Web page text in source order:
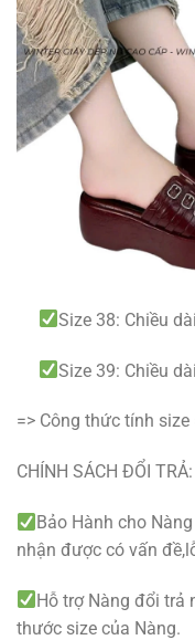
Size 38: Chiều
Size 39: Chiều
=> Công thức tính
CHÍNH SÁCH ĐỔI TRẢ:
Bảo Hành cho
nhận được có vấn
Hỗ trợ Nàng đổi trả
thước size của Nàng.